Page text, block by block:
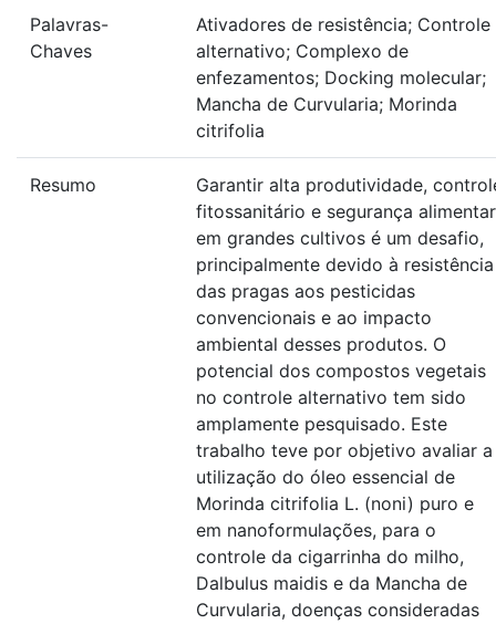
Palavras-
Chaves
Ativadores de resistência; Controle
alternativo; Complexo de
enfezamentos; Docking molecular;
Mancha de Curvularia; Morinda
citrifolia
Resumo
Garantir alta produtividade,
fitossanitário e segurança alimentar
em grandes cultivos é um desafio,
principalmente devido à resistência
das pragas aos pesticidas
convencionais e ao impacto
ambiental desses produtos. O
potencial dos compostos vegetais
no controle alternativo tem sido
amplamente pesquisado. Este
trabalho teve por objetivo avaliar a
utilização do óleo essencial de
Morinda citrifolia L. (noni) puro e
em nanoformulações, para o
controle da cigarrinha do milho,
Dalbulus maidis e da Mancha de
Curvularia, doenças consideradas